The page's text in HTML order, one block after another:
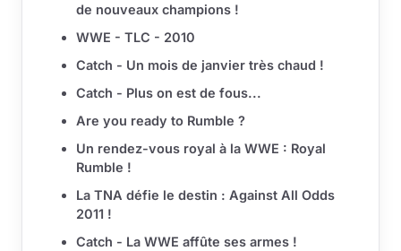
de nouveaux champions !
WWE - TLC - 2010
Catch - Un mois de janvier très chaud !
Catch - Plus on est de fous...
Are you ready to Rumble ?
Un rendez-vous royal à la WWE : Royal
Rumble !
La TNA défie le destin : Against All Odds
2011 !
Catch - La WWE affûte ses armes !